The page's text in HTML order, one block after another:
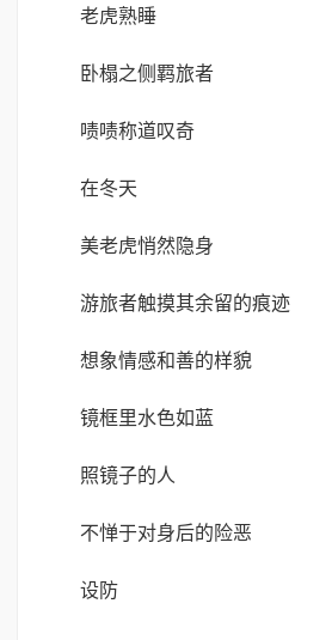
老虎熟睡
卧榻之侧羁旅者
啧啧称道叹奇
在冬天
美老虎悄然隐身
游旅者触摸其余留的痕迹
想象情感和善的样貌
镜框里水色如蓝
照镜子的人
不惮于对身后的险恶
设防